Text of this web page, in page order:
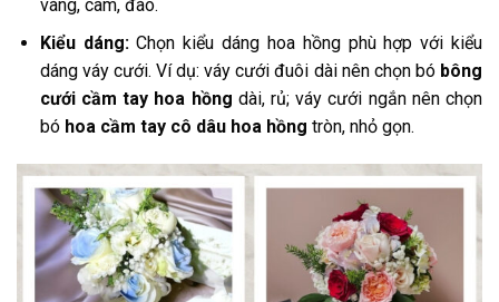
vàng, cam, đào.
Kiểu dáng:Chọn kiểu dáng hoa hồng phù hợp với kiểu
dáng váy cưới. Ví dụ: váy cưới đuôi dài nên chọn bó bông
cưới cầm tay hoa hồng dài, rủ; váy cưới ngắn nên chọn
bó hoa cầm tay cô dâu hoa hồng tròn, nhỏ gọn.